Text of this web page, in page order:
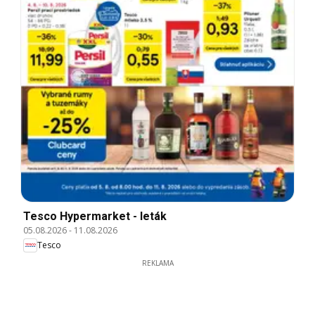
Tesco Hypermarket - leták
05.08.2026- 11.08.2026
Tesco
REKLAMA